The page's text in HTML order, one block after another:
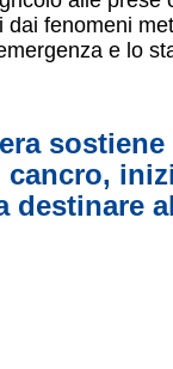
dai fenomeni
e lo
destinare